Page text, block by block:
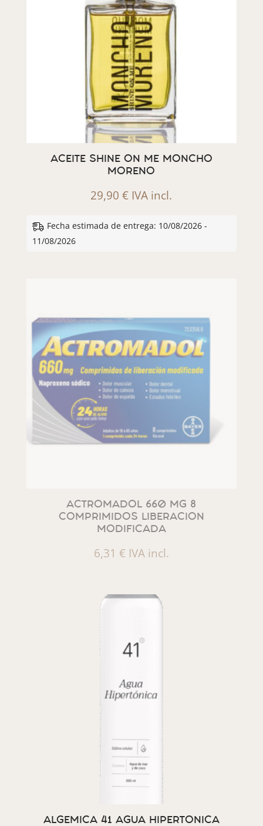
ACEITE SHINE ON ME MONCHO
MORENO
29,90€ IVA incl.
Fecha estimada de entrega: 10/08/2026 -
11/08/2026
ACTROMADOL 660 MG 8
COMPRIMIDOS LIBERACION
MODIFICADA
6,31 € IVA incl.
ALGEMICA 41 AGUA HIPERTONICA